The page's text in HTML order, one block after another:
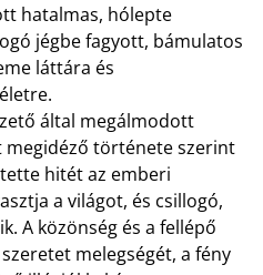
hatalmas, hólepte
jégbe fagyott, bámulatos
láttára és
által megálmodott
megidéző története szerint
hitét az emberi
a világot, és csillogó,
A közönség és a fellépő
melegségét, a fény